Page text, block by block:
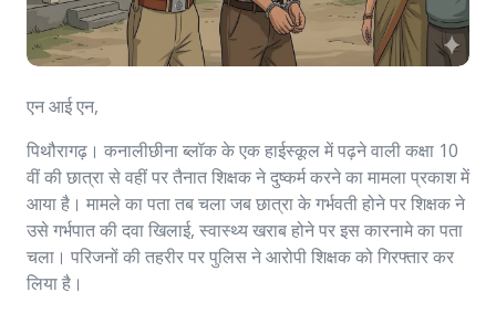
एन आई एन,
पिथौरागढ़। कनालीछीना ब्लॉक के एक हाईस्कूल में पढ़ने वाली कक्षा 10
वीं की छात्रा से वहीं पर तैनात शिक्षक ने दुष्कर्म करने का मामला प्रकाश में
आया है। मामले का पता तब चला जब छात्रा के गर्भवती होने पर शिक्षक ने
उसे गर्भपात की दवा खिलाई, स्वास्थ्य खराब होने पर इस कारनामे का पता
चला। परिजनों की तहरीर पर पुलिस ने आरोपी शिक्षक को गिरफ्तार कर
लिया है।